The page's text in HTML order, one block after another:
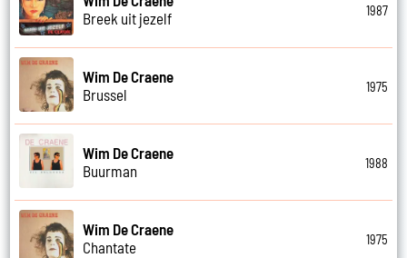
Breek uit jezelf
1987
Wim De Craene
Brussel
1975
Wim De Craene
Buurman
1988
Wim De Craene
Chantate
1975